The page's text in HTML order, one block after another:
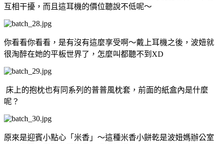
互相干擾，而且這耳機的價位聽說不低呢～
你看看你看看，是有沒有這麼享受啊～戴上耳機之後，波妞就
很淘醉在她的平板世界了，怎麼叫都聽不到XD
床上的抱枕也有同系列的普普風枕套，前面的紙盒內是什麼
呢？
原來是迎賓小點心「米香」～這種米香小餅乾是波妞媽辦公室